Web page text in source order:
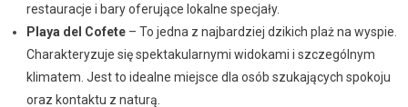
restauracje i bary oferujące lokalne specjały.
Playa del Cofete– To jedna z najbardziej dzikich plaż na wyspie.
Charakteryzuje się spektakularnymi widokami i szczególnym
klimatem. Jest to idealne miejsce dla osób szukających spokoju
oraz kontaktu z naturą.